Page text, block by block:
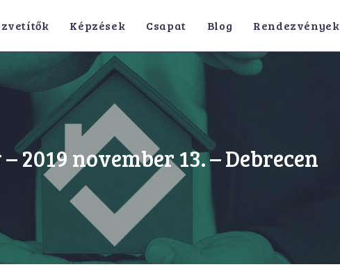
Képzések Csapat Blog Rendezvények
2019 november 13. – Debrecen